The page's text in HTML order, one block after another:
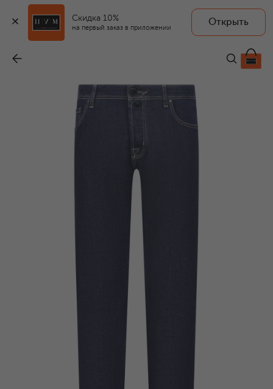
Скидка 10%
на первый заказ в приложении
Открыть